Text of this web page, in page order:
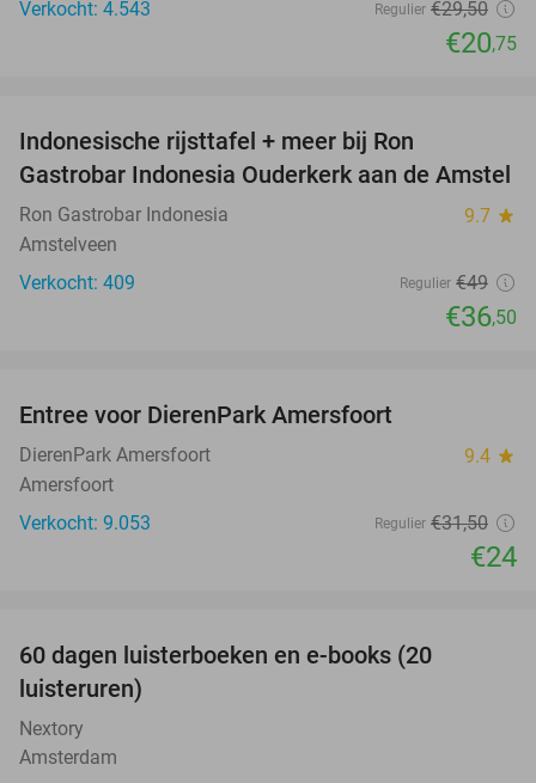
Verkocht: 4.543 Regulier €29,50
€20,75
Indonesische rijsttafel + meer bij Ron
Gastrobar Indonesia Ouderkerk aan de Amstel
Ron Gastrobar Indonesia 9.7 star
Amstelveen
Verkocht: 409
Regulier €49
€36,50
Entree voor DierenPark Amersfoort
DierenPark Amersfoort 9.4 star
Amersfoort
Verkocht: 9.053
Regulier €31,50
€24
60 dagen luisterboeken en e-books (20
luisteruren)
Nextory
Amsterdam